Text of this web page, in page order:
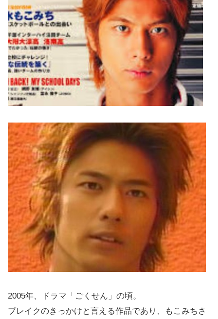
2005年、ドラマ「ごくせん」の頃。
ブレイクのきっかけと言える作品であり、もこみちさ